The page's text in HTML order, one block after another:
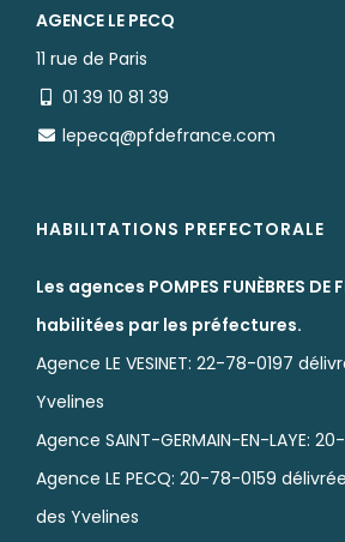
AGENCE LE PECQ
11 rue de Paris
01 39 10 81 39
lepecq@pfdefrance.com
HABILITATIONS PREFECTORALE
Les agences POMPES FUNÈBRES DE
habilitées par les préfectures.
Agence LE VESINET: 22-78-0197
Yvelines
Agence SAINT-GERMAIN-EN-LAYE:
Agence LE PECQ: 20-78-0159
des Yvelines